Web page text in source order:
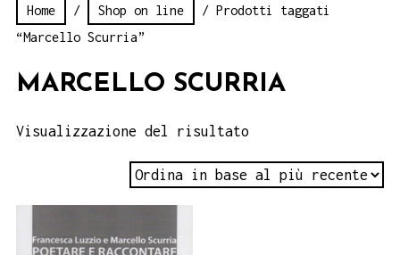
Home / Shop on line
/ Prodotti taggati
“Marcello Scurria”
MARCELLO SCURRIA
Visualizzazione del risultato